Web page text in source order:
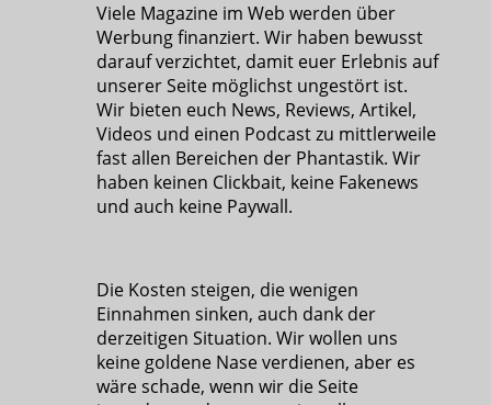
Viele Magazine im Web werden über
Werbung finanziert. Wir haben bewusst
darauf verzichtet, damit euer Erlebnis auf
unserer Seite möglichst ungestört ist.
Wir bieten euch News, Reviews, Artikel,
Videos und einen Podcast zu mittlerweile
fast allen Bereichen der Phantastik. Wir
haben keinen Clickbait, keine Fakenews
und auch keine Paywall.
Die Kosten steigen, die wenigen
Einnahmen sinken, auch dank der
derzeitigen Situation. Wir wollen uns
keine goldene Nase verdienen, aber es
wäre schade, wenn wir die Seite